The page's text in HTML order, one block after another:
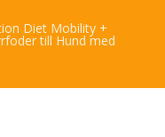
Diet Mobility +
till Hund med